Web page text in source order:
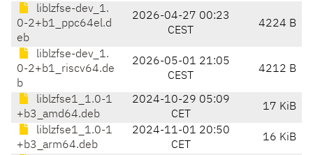
liblzfse-dev_1.
0-2+b1_ppc64el.d
eb
2026-04-27 00:23
CEST
4224 B
liblzfse-dev_1.
0-2+b1_riscv64.de
b
2026-05-01 21:05
CEST
4212 B
liblzfse1_1.0-1
+b3_amd64.deb
2024-10-29 05:09
CET
17 KiB
liblzfse1_1.0-1
+b3_arm64.deb
2024-11-01 20:50
CET
16 KiB